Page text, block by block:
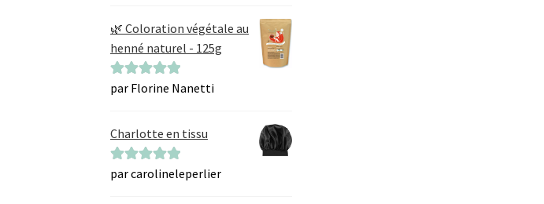
🌿 Coloration végétale au
henné naturel - 125g
Note5sur 5
par Florine Nanetti
Charlotte en tissu
Note5sur 5
par carolineleperlier